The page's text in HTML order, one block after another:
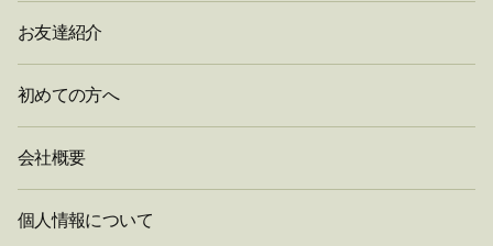
お友達紹介
初めての方へ
会社概要
個人情報について